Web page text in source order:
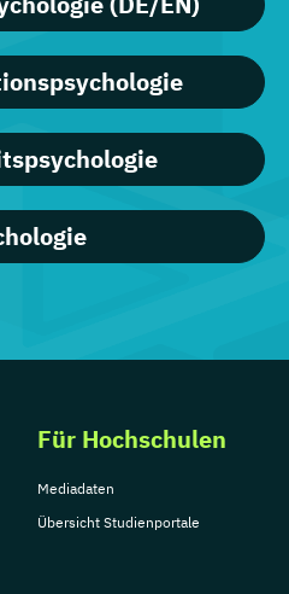
Für Hochschulen
Mediadaten
Übersicht Studienportale